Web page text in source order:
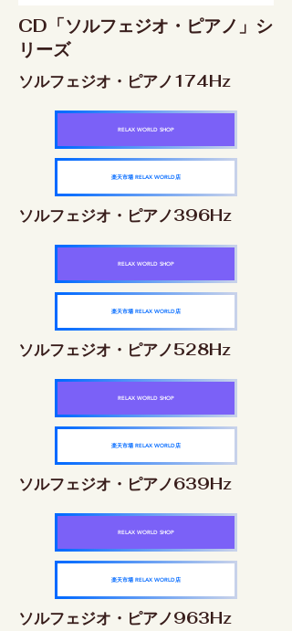
CD「ソルフェジオ・ピアノ」シ
リーズ
ソルフェジオ・ピアノ174Hz
RELAX WORLD SHOP
楽天市場 RELAX WORLD店
ソルフェジオ・ピアノ396Hz
RELAX WORLD SHOP
楽天市場 RELAX WORLD店
ソルフェジオ・ピアノ528Hz
RELAX WORLD SHOP
楽天市場 RELAX WORLD店
ソルフェジオ・ピアノ639Hz
RELAX WORLD SHOP
楽天市場 RELAX WORLD店
ソルフェジオ・ピアノ963Hz